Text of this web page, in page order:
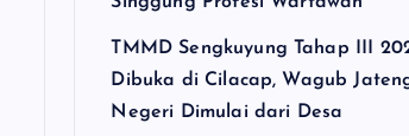
TMMD Sengkuyung Tahap III
Dibuka di Cilacap, Wagub
Negeri Dimulai dari Desa